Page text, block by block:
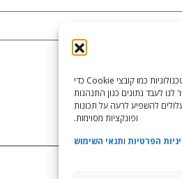
כדי לספק את חוויות המשתמש הטובות ביותר, אנו משתמשים בטכנולוגיות כמו קובצי Cookie כדי
לעבד נתונים כגון התנהגות
להשפיע לרעה על תכונות
ופונקציות מסוימות.
הפרטיות ותנאי השימוש